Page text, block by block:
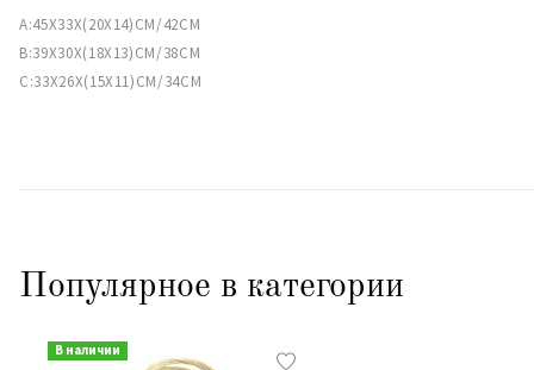
A:45X33X(20X14)CM/42CM
B:39X30X(18X13)CM/38CM
C:33X26X(15X11)CM/34CM
Популярное в категории
В наличии